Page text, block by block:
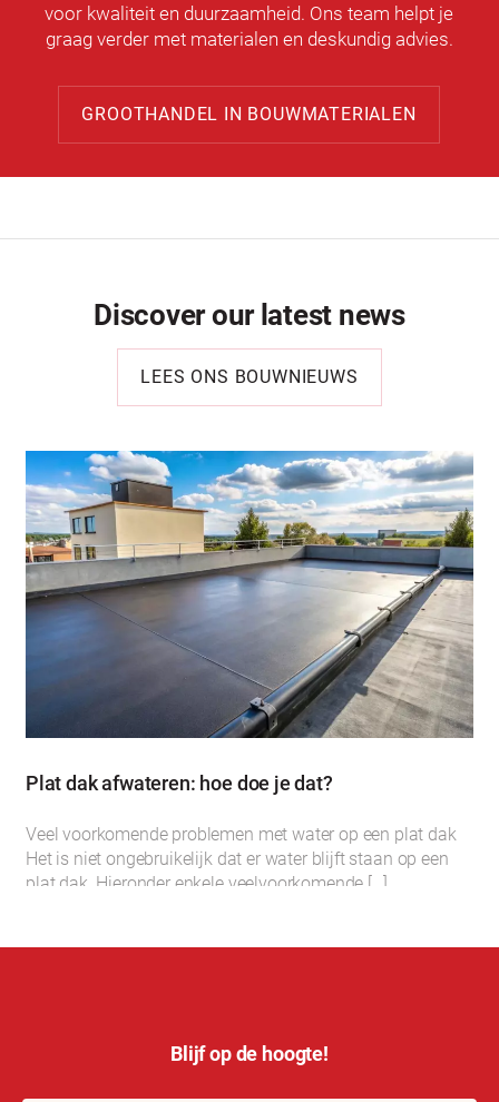
voor kwaliteit en duurzaamheid. Ons team helpt je
graag verder met materialen en deskundig advies.
GROOTHANDEL IN BOUWMATERIALEN
Discover our latest news
LEES ONS BOUWNIEUWS
Plat dak afwateren: hoe doe je dat?
Veel voorkomende problemen met water op een plat dak
Het is niet ongebruikelijk dat er water blijft staan op een
plat dak. Hieronder enkele veelvoorkomende […]
Blijf op de hoogte!